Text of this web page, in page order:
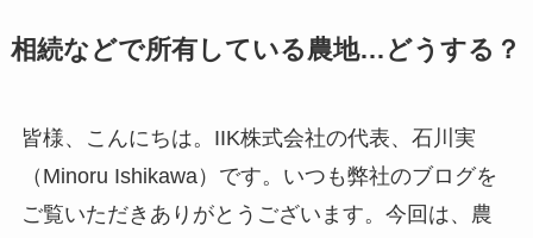
相続などで所有している農地…どうする？
皆様、こんにちは。IIK株式会社の代表、石川実
（Minoru Ishikawa）です。いつも弊社のブログを
ご覧いただきありがとうございます。今回は、農